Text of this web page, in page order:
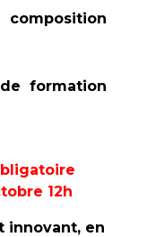
formation
12h
innovant, en